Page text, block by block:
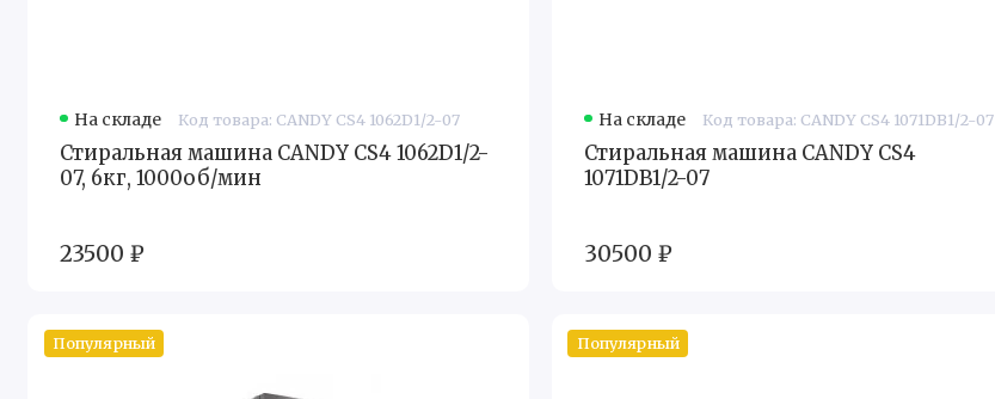
На складе Код товара: CANDY CS4 1062D1/2-07
Стиральная машина CANDY CS4 1062D1/2-
07, 6кг, 1000об/мин
23500 ₽
На складе Код товара: CANDY CS4 1071DB1/2-07
Стиральная машина CANDY CS4
1071DB1/2-07
30500 ₽
Популярный Популярный